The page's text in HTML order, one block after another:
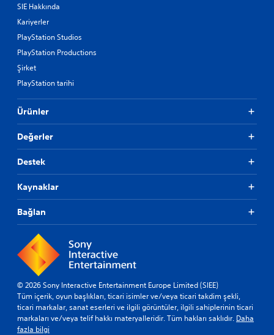
SIE Hakkında
Kariyerler
PlayStation Studios
PlayStation Productions
Şirket
PlayStation tarihi
Ürünler
Değerler
Destek
Kaynaklar
Bağlan
© 2026 Sony Interactive Entertainment Europe Limited (SIEE)
Tüm içerik, oyun başlıkları, ticari isimler ve/veya ticari takdim şekli,
ticari markalar, sanat eserleri ve ilgili görüntüler, ilgili sahiplerinin ticari
markaları ve/veya telif hakkı materyalleridir. Tüm hakları saklıdır. Daha
fazla bilgi